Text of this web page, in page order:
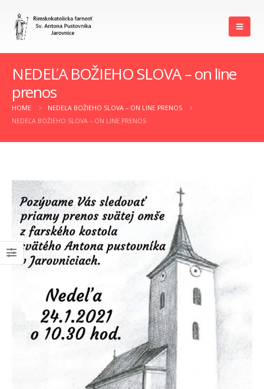
NEDEĽA BOŽIEHO SLOVA – on line
prenos
HOME
NEDEĽA BOŽIEHO SLOVA – ON LINE PRENOS
NEDEĽA BOŽIEHO SLOVA – ON LINE PRENOS